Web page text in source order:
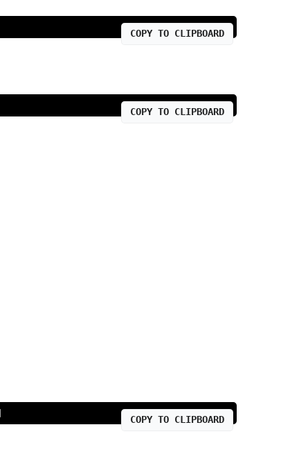
COPY TO CLIPBOARD
COPY TO CLIPBOARD
COPY TO CLIPBOARD